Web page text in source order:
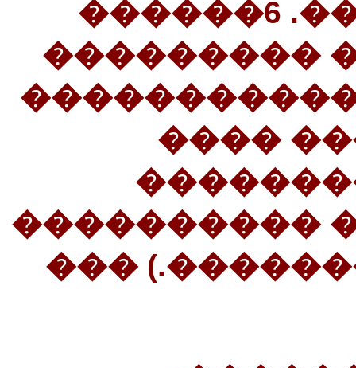
������ ���������. 6������
��������
����������
���
������
���